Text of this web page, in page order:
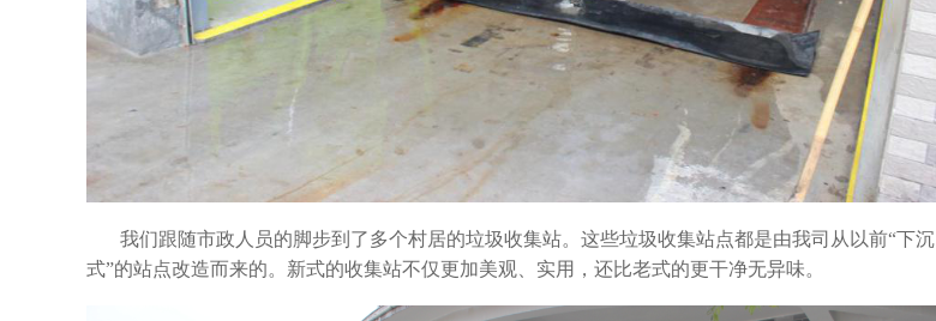
我们跟随市政人员的脚步到了多个村居的垃圾收集站。这些垃圾收集站点都是由我司从以前“下沉
式”的站点改造而来的。新式的收集站不仅更加美观、实用，还比老式的更干净无异味。